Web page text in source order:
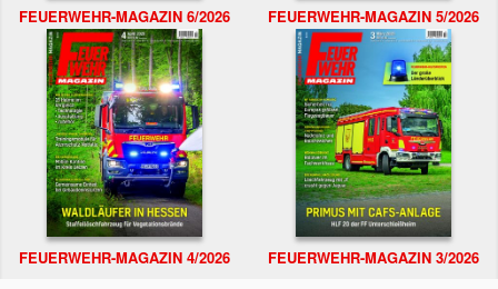
FEUERWEHR-MAGAZIN 6/2026 FEUERWEHR-MAGAZIN 5/2026
FEUERWEHR-MAGAZIN 4/2026 FEUERWEHR-MAGAZIN 3/2026